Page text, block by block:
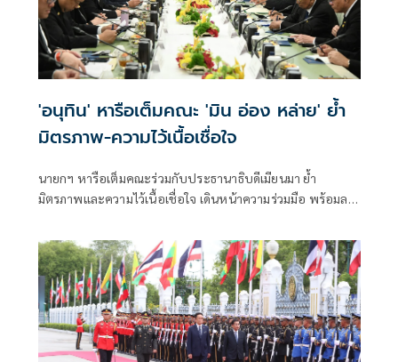
'อนุทิน' หารือเต็มคณะ 'มิน อ่อง หล่าย' ย้ำ
มิตรภาพ-ความไว้เนื้อเชื่อใจ
นายกฯ หารือเต็มคณะร่วมกับประธานาธิบดีเมียนมา ย้ำ
มิตรภาพและความไว้เนื้อเชื่อใจ เดินหน้าความร่วมมือ พร้อมลง
คุณภาพน้ำ -เทคโนโลยีอวกาศ